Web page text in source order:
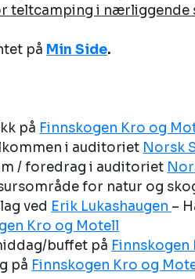
teltcamping i nærliggende
på Min Side.
på Finnskogen Kro og
i auditoriet Norsk
/ foredrag i auditoriet
for natur og
ved Erik Lukashaugen –
Kro og Motell
buffet på
på Finnskogen Kro og